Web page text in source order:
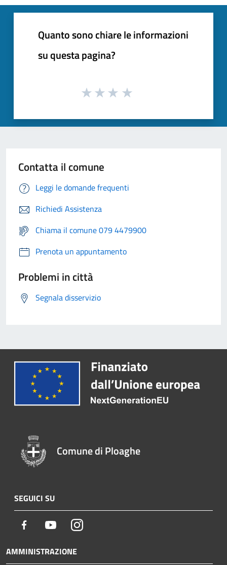
Quanto sono chiare le informazioni
su questa pagina?
Contatta il comune
Leggi le domande frequenti
Richiedi Assistenza
Chiama il comune 079 4479900
Prenota un appuntamento
Problemi in città
Segnala disservizio
Comune di Ploaghe
SEGUICI SU
Facebook YoutubeInstagram
AMMINISTRAZIONE